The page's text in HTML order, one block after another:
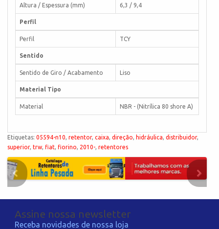
Altura / Espessura (mm) 6,3 / 9,4
Perfil
Perfil TCY
Sentido
Sentido de Giro / Acabamento Liso
Material Tipo
Material NBR - (Nitrílica 80 shore A)
Etiquetas: 05594-n10, retentor, caixa, direção, hidráulica, distribuidor,
superior, trw, fiat, fiorino, 2010-, retentores
Assine nossa newsletter
Receba novidades de nossa loja